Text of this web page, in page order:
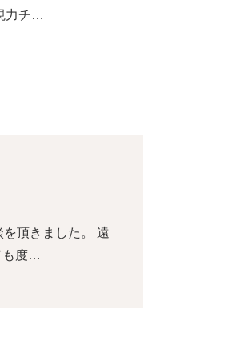
力チ…
頂きました。 遠
も度…